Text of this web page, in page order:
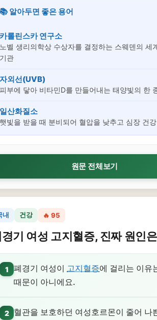
📚 알아두면 좋은 용어
카롤린스카 연구소
노벨 생리의학상 수상자를 결정하는 스웨덴의 세
기관
자외선(UVB)
피부에 닿아 비타민D를 만들어내는 태양빛의 한
일산화질소
햇빛을 받을 때 분비되어 혈압을 낮추고 심장 건
원문 전체보기
내 건강 🔥 95
기 여성 고지혈증, 진짜 원인
1 폐경기 여성이 고지혈증에 걸리는 이유
때문이 아니에요.
2
혈관을 보호하던 여성호르몬이 줄어 나